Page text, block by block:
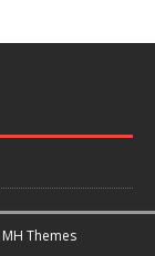
MH Themes